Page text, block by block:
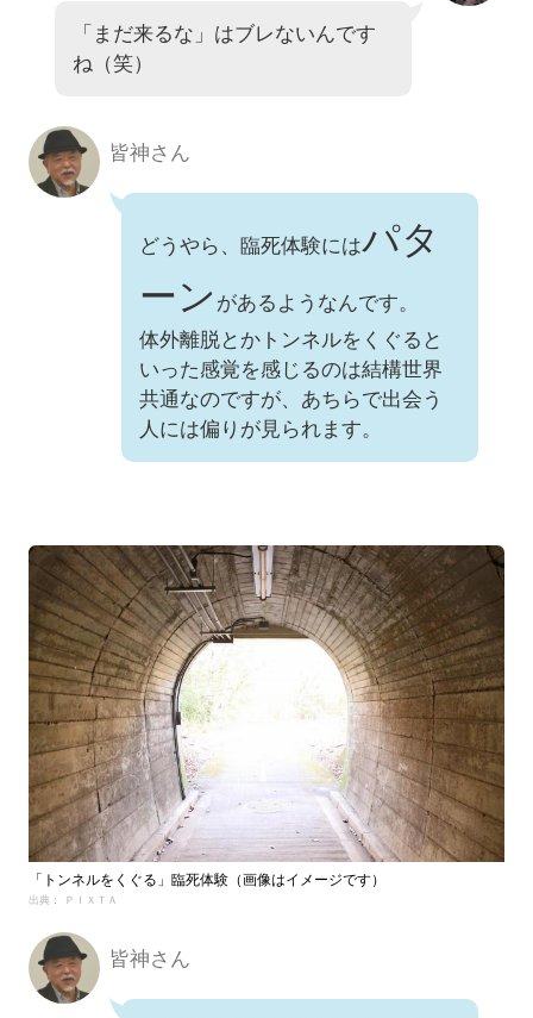
「まだ来るな」はブレないんです
ね（笑）
皆神さん
どうやら、臨死体験にはパタ
ーン があるようなんです。
体外離脱とかトンネルをくぐると
いった感覚を感じるのは結構世界
共通なのですが、あちらで出会う
人には偏りが見られます。
「トンネルをくぐる」臨死体験（画像はイメージです）
出典： ＰＩＸＴＡ
皆神さん